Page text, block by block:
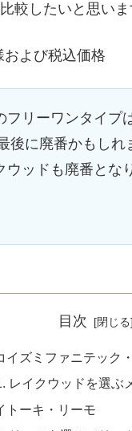
較したいと思いま
よび税込価格
フリーワンタイプ
後に廃番かもしれ
ッドも廃番とな
目次
イズミファニテック
レイクウッドを選ぶ
トーキ・リーモ